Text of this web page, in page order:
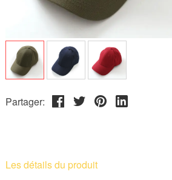
Partager:
Les détails du produit